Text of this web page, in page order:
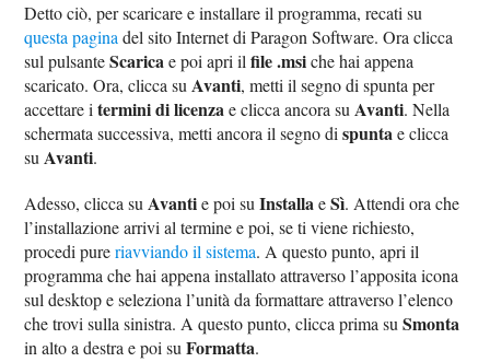
Detto ciò, per scaricare e installare il programma, recati su
questa pagina del sito Internet di Paragon Software. Ora clicca
sul pulsanteScaricae poi apri ilfile .msiche hai appena
scaricato. Ora, clicca su Avanti, metti il segno di spunta per
accettare itermini di licenzae clicca ancora su Avanti. Nella
schermata successiva, metti ancora il segno dispuntae clicca
su Avanti.
Adesso, clicca su Avantie poi suInstallaeSì. Attendi ora che
l’installazione arrivi al termine e poi, se ti viene richiesto,
procedi pureriavviando il sistema. A questo punto, apri il
programma che hai appena installato attraverso l’apposita icona
sul desktop e seleziona l’unità da formattare attraverso l’elenco
che trovi sulla sinistra. A questo punto, clicca prima suSmonta
in alto a destra e poi suFormatta.